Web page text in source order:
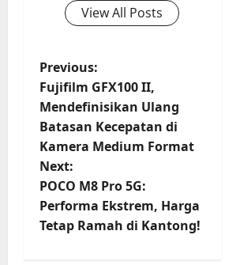
View All Posts
P
o
s
t
n
a
Previous:
Fujifilm GFX100 II,
Mendefinisikan Ulang
Batasan Kecepatan di
Kamera Medium Format
Next:
POCO M8 Pro 5G:
Performa Ekstrem, Harga
Tetap Ramah di Kantong!